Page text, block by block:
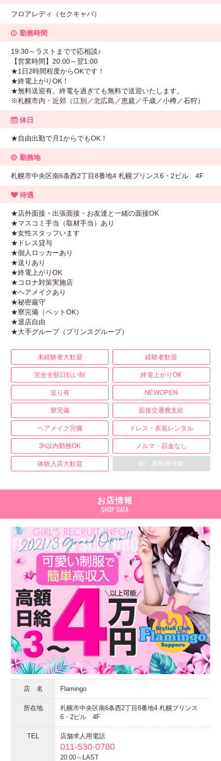
フロアレディ（セクキャバ）
勤務時間
19:30～ラストまでで応相談♪
【営業時間】20:00～翌1:00
★1日2時間程度からOKです！
★終電上がりOK！
★無料送迎有。終電を過ぎても無料で送迎いたします。
※札幌市内・近郊（江別／北広島／恵庭／千歳／小樽／石狩）
休日
★自由出勤で月1からでもOK！
勤務地
札幌市中央区南6条西2丁目8番地4 札幌プリンス6・2ビル 4F
待遇
★店外面接・出張面接・お友達と一緒の面接OK
★マスコミ手当（取材手当）あり
★女性スタッフいます
★ドレス貸与
★個人ロッカーあり
★送りあり
★終電上がりOK
★コロナ対策実施店
★ヘアメイクあり
★秘密厳守
★寮完備（ペットOK）
★退店自由
★大手グループ（プリンスグループ）
未経験者大歓迎 経験者歓迎
完全全額日払い制 終電上がりOK
送り有 NEWOPEN
寮完備 面接交通費支給
ヘアメイク完備 ドレス・衣装レンタル
3h以内勤務OK ノルマ・罰金なし
体験入店大歓迎 朝・昼勤務可能
お店情報
店 名 Flamingo
所在地
札幌市中央区南6条西2丁目8番地4 札幌プリンス
6・2ビル 4F
TEL 店舗求人用電話
011-530-0780
20:00～LAST